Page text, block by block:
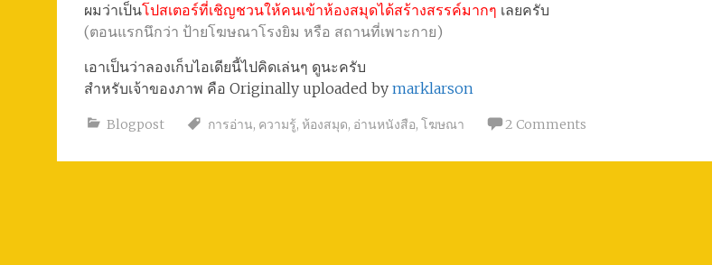
ผมว่าเป็นโปสเตอร์ที่เชิญชวนให้คนเข้าห้องสมุดได้สร้างสรรค์มากๆ เลยครับ
(ตอนแรกนึกว่า ป้ายโฆษณาโรงยิม หรือ สถานที่เพาะกาย)
เอาเป็นว่าลองเก็บไอเดียนี้ไปคิดเล่นๆ ดูนะครับ
สำหรับเจ้าของภาพ คือ Originally uploaded by marklarson
Blogpost การอ่าน, ความรู้, ห้องสมุด, อ่านหนังสือ, โฆษณา 2 Comments